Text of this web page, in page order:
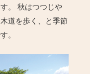
。 秋はつつじや
道を歩く、と季節
。